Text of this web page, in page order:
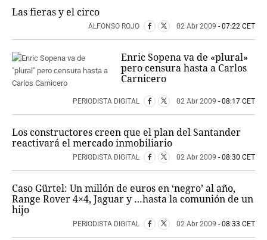
Las fieras y el circo
ALFONSO ROJO 02 Abr 2009 - 07:22 CET
Enric Sopena va de «plural»
pero censura hasta a Carlos
Carnicero
PERIODISTA DIGITAL 02 Abr 2009 - 08:17 CET
Los constructores creen que el plan del Santander
reactivará el mercado inmobiliario
PERIODISTA DIGITAL 02 Abr 2009 - 08:30 CET
Caso Gürtel: Un millón de euros en ‘negro’ al año,
Range Rover 4×4, Jaguar y …hasta la comunión de un
hijo
PERIODISTA DIGITAL 02 Abr 2009 - 08:33 CET